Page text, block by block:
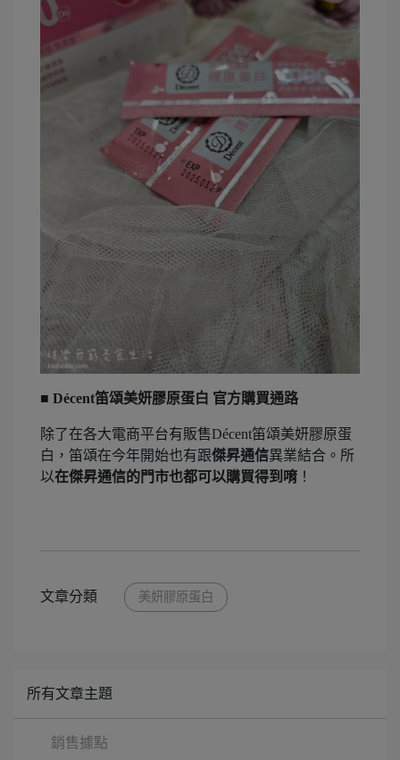
■ Décent笛頌美妍膠原蛋白 官方購買通路
除了在各大電商平台有販售Décent笛頌美妍膠原蛋
白，笛頌在今年開始也有跟傑昇通信異業結合。所
以在傑昇通信的門市也都可以購買得到唷 ！
文章分類 美妍膠原蛋白
所有文章主題
銷售據點